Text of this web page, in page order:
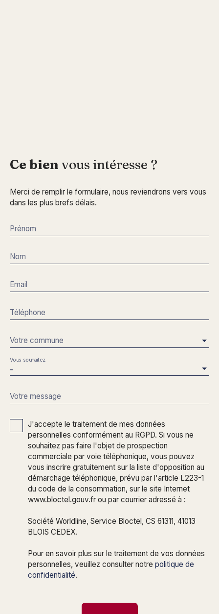
Ce bien vous intéresse ?
Merci de remplir le formulaire, nous reviendrons vers vous
dans les plus brefs délais.
Prénom
Nom
Email
Téléphone
Votre commune
-
Vous souhaitez
Votre message
J'accepte le traitement de mes données
personnelles conformément au RGPD. Si vous ne
souhaitez pas faire l'objet de prospection
commerciale par voie téléphonique, vous pouvez
vous inscrire gratuitement sur la liste d'opposition au
démarchage téléphonique, prévu par l'article L223-1
du code de la consommation, sur le site Internet
www.bloctel.gouv.fr ou par courrier adressé à :
Société Worldline, Service Bloctel, CS 61311, 41013
BLOIS CEDEX.
Pour en savoir plus sur le traitement de vos données
personnelles, veuillez consulter notre politique de
confidentialité.